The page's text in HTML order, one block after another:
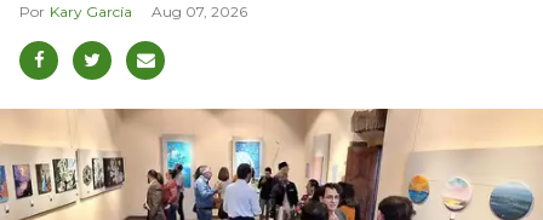
Kary García Aug 07, 2026